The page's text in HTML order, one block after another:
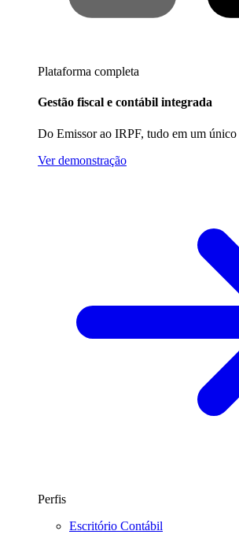
Plataforma completa
Gestão fiscal e contábil integrada
Do Emissor ao IRPF, tudo em um único
Ver demonstração
Perfis
Escritório Contábil